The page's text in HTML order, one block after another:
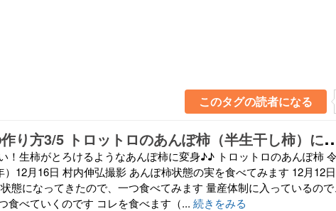
このタグの読者になる
し柿の作り方3/5 トロットロの
！生柿がとろけるようなあんぽ柿に変身♪♪ トロットロのあんぽ柿
）12月16日 村内伸弘撮影 あんぽ柿状態の実を食べてみます 12月12
態になってきたので、一つ食べてみます 量産体制に入っているので
食べていくのです コレを食べます（... 続きをみる